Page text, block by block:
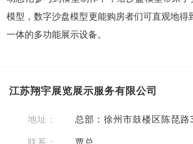
模型，数字沙盘模型更能购房者们可直观地
一体的多功能展示设备。
江苏翔宇展览展示服务有限公司
地址：
总部：徐州市鼓楼区陈琵路